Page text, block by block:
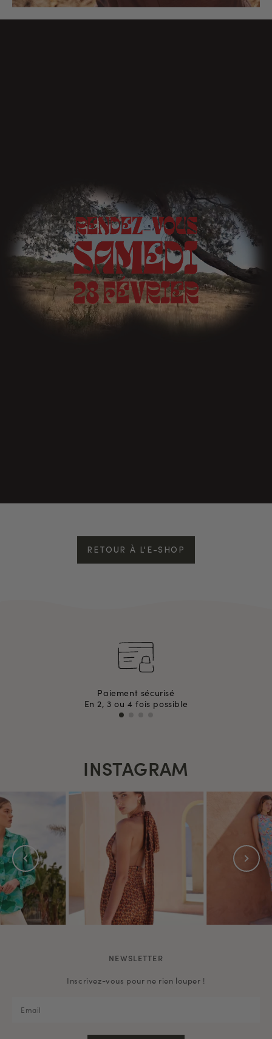
RETOUR À L'E-SHOP
Paiement sécurisé
En 2, 3 ou 4 fois possible
INSTAGRAM
NEWSLETTER
Inscrivez-vous pour ne rien louper !